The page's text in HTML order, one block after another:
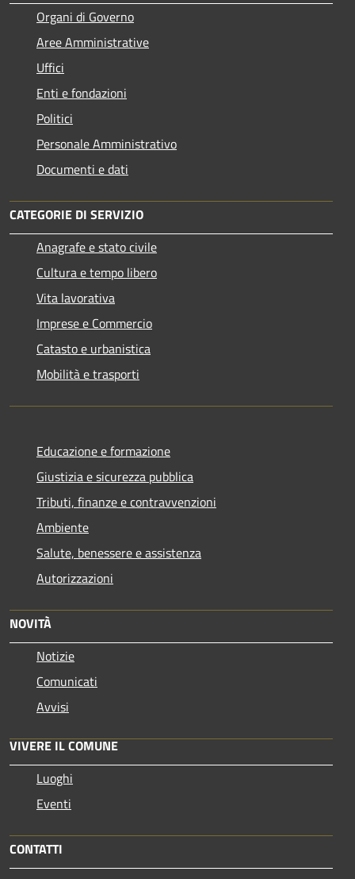
Organi di Governo
Aree Amministrative
Uffici
Enti e fondazioni
Politici
Personale Amministrativo
Documenti e dati
CATEGORIE DI SERVIZIO
Anagrafe e stato civile
Cultura e tempo libero
Vita lavorativa
Imprese e Commercio
Catasto e urbanistica
Mobilità e trasporti
Educazione e formazione
Giustizia e sicurezza pubblica
Tributi, finanze e contravvenzioni
Ambiente
Salute, benessere e assistenza
Autorizzazioni
NOVITÀ
Notizie
Comunicati
Avvisi
VIVERE IL COMUNE
Luoghi
Eventi
CONTATTI